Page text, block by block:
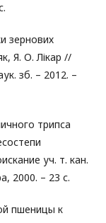
зернових
Я. О. Лікар //
зб. – 2012. –
трипса
уч. т. кан.
2000. – 23 с.
пшеницы к